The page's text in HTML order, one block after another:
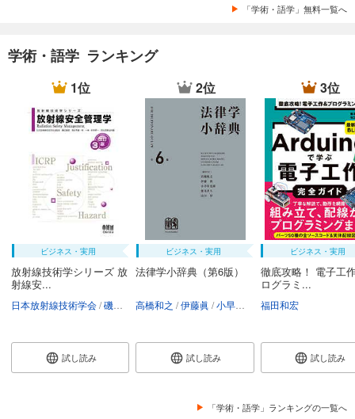
「学術・語学」無料一覧へ
学術・語学 ランキング
1位
ビジネス・実用
放射線技術学シリーズ 放
射線安...
日本放射線技術学会 磯辺智範 清水秀雄 南一幸 鈴木昇一 西谷源展
試し読み
2位
ビジネス・実用
法律学小辞典（第6版）
高橋和之 伊藤眞 小早川光郎 能見善久
試し読み
3位
ビジネス・実用
徹底攻略！ 電子工
ログラミ...
福田和宏
試し読み
「学術・語学」ランキングの一覧へ